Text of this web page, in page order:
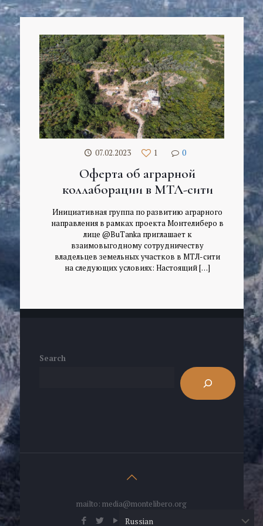
07.02.2023 1 0
Оферта об аграрной
коллаборации в МТЛ-сити
Инициативная группа по развитию аграрного
направления в рамках проекта Монтелиберо в
лице @BuTanka приглашает к
взаимовыгодному сотрудничеству
владельцев земельных участков в МТЛ-сити
на следующих условиях: Настоящий[…]
Search
mailto: media@montelibero.org